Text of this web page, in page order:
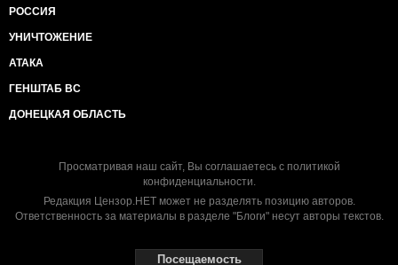
РОССИЯ
УНИЧТОЖЕНИЕ
АТАКА
ГЕНШТАБ ВС
ДОНЕЦКАЯ ОБЛАСТЬ
Просматривая наш сайт, Вы соглашаетесь с политикой
конфиденциальности.
Редакция Цензор.НЕТ может не разделять позицию авторов.
Ответственность за материалы в разделе "Блоги" несут авторы текстов.
Посещаемость